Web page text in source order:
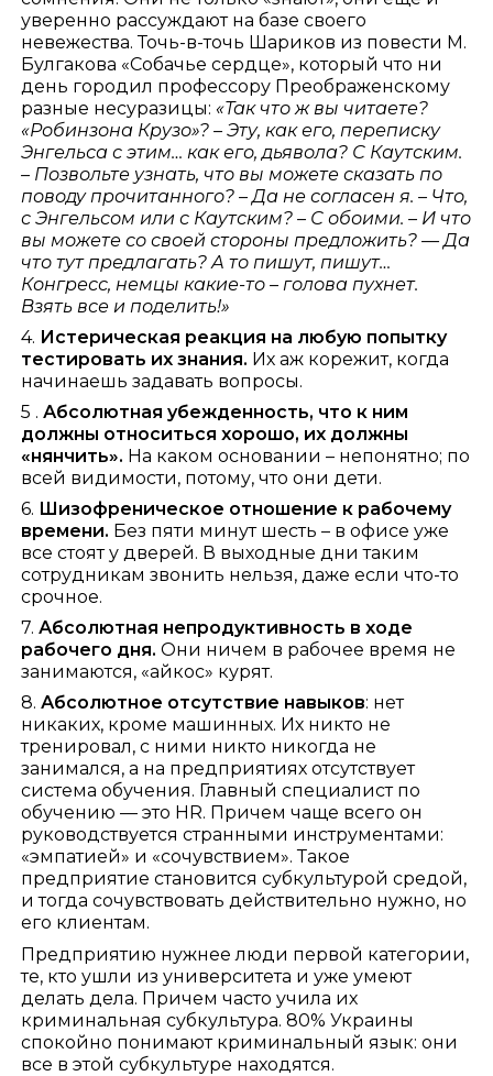
уверенно рассуждают на базе своего
невежества. Точь-в-точь Шариков из повести М.
Булгакова «Собачье сердце», который что ни
день городил профессору Преображенскому
разные несуразицы: «Так что ж вы читаете?
«Робинзона Крузо»? – Эту, как его, переписку
Энгельса с этим… как его, дьявола? С Каутским.
– Позвольте узнать, что вы можете сказать по
поводу прочитанного? – Да не согласен я. – Что,
с Энгельсом или с Каутским? – С обоими. – И что
вы можете со своей стороны предложить? — Да
что тут предлагать? А то пишут, пишут…
Конгресс, немцы какие-то – голова пухнет.
Взять все и поделить!»
4. Истерическая реакция на любую попытку
тестировать их знания. Их аж корежит, когда
начинаешь задавать вопросы.
5 .Абсолютная убежденность, что к ним
должны относиться хорошо, их должны
«нянчить». На каком основании – непонятно; по
всей видимости, потому, что они дети.
6. Шизофреническое отношение к рабочему
времени. Без пяти минут шесть – в офисе уже
все стоят у дверей. В выходные дни таким
сотрудникам звонить нельзя, даже если что-то
срочное.
7.Абсолютная непродуктивность в ходе
рабочего дня. Они ничем в рабочее время не
занимаются, «айкос» курят.
8.Абсолютное отсутствие навыков: нет
никаких, кроме машинных. Их никто не
тренировал, с ними никто никогда не
занимался, а на предприятиях отсутствует
система обучения. Главный специалист по
обучению — это HR. Причем чаще всего он
руководствуется странными инструментами:
«эмпатией» и «сочувствием». Такое
предприятие становится субкультурой средой,
и тогда сочувствовать действительно нужно, но
его клиентам.
Предприятию нужнее люди первой категории,
те, кто ушли из университета и уже умеют
делать дела. Причем часто учила их
криминальная субкультура. 80% Украины
спокойно понимают криминальный язык: они
все в этой субкультуре находятся.